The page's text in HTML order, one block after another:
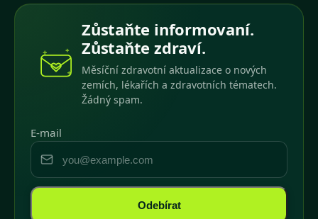
Zůstaňte informovaní.
Zůstaňte zdraví.
Měsíční zdravotní aktualizace o nových
zemích, lékařích a zdravotních tématech.
Žádný spam.
E-mail
Odebírat